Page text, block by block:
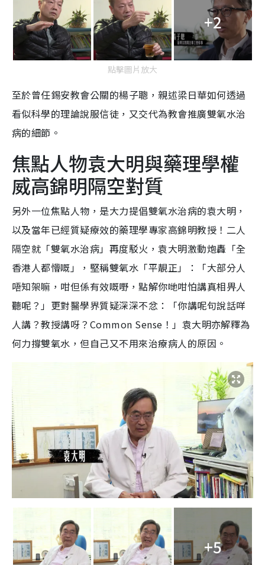
+2
點擊圖片放大
至於曾任錫安教會公關的楊子聰，親述梁日華如何透過
看似科學的理論說服信徒，又交代為教會推廣雙氧水治
病的細節。
焦點人物袁大明與藥理學權
威高錦明隔空對質
另外一位焦點人物，是大力提倡雙氧水治病的袁大明，
以及當年已經質疑療效的藥理學專家高錦明教授！二人
隔空就「雙氧水治病」再度駁火，袁大明激動炮轟「全
香港人都懵嘅」，堅稱雙氧水「平靚正」：「大部分人
唔知架嘛，咁但係有效嘅嘢，點解你哋咁怕講真相畀人
聽呢？」更對醫學界質疑深深不忿：「你講呢句說話咩
人講？教授講呀？Common Sense！」袁大明亦解釋為
何力撐雙氧水，但自己又不用來治療病人的原因。
+5